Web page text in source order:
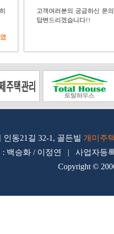
동21길 32-1, 골든빌 개미주
: 백승화 / 이정연 | 사업자등
Copyright ©